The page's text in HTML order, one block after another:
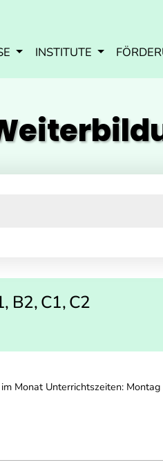
INSTITUTE
B2, C1, C2
Monat Unterrichtszeiten: